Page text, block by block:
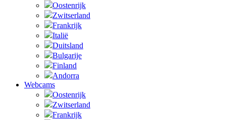
Oostenrijk
Zwitserland
Frankrijk
Italië
Duitsland
Bulgarije
Finland
Andorra
Webcams
Oostenrijk
Zwitserland
Frankrijk